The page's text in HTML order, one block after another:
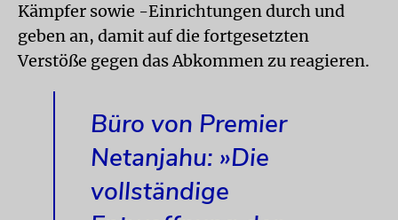
Kämpfer sowie -Einrichtungen durch und
geben an, damit auf die fortgesetzten
Verstöße gegen das Abkommen zu reagieren.
Büro von Premier
Netanjahu: »Die
vollständige